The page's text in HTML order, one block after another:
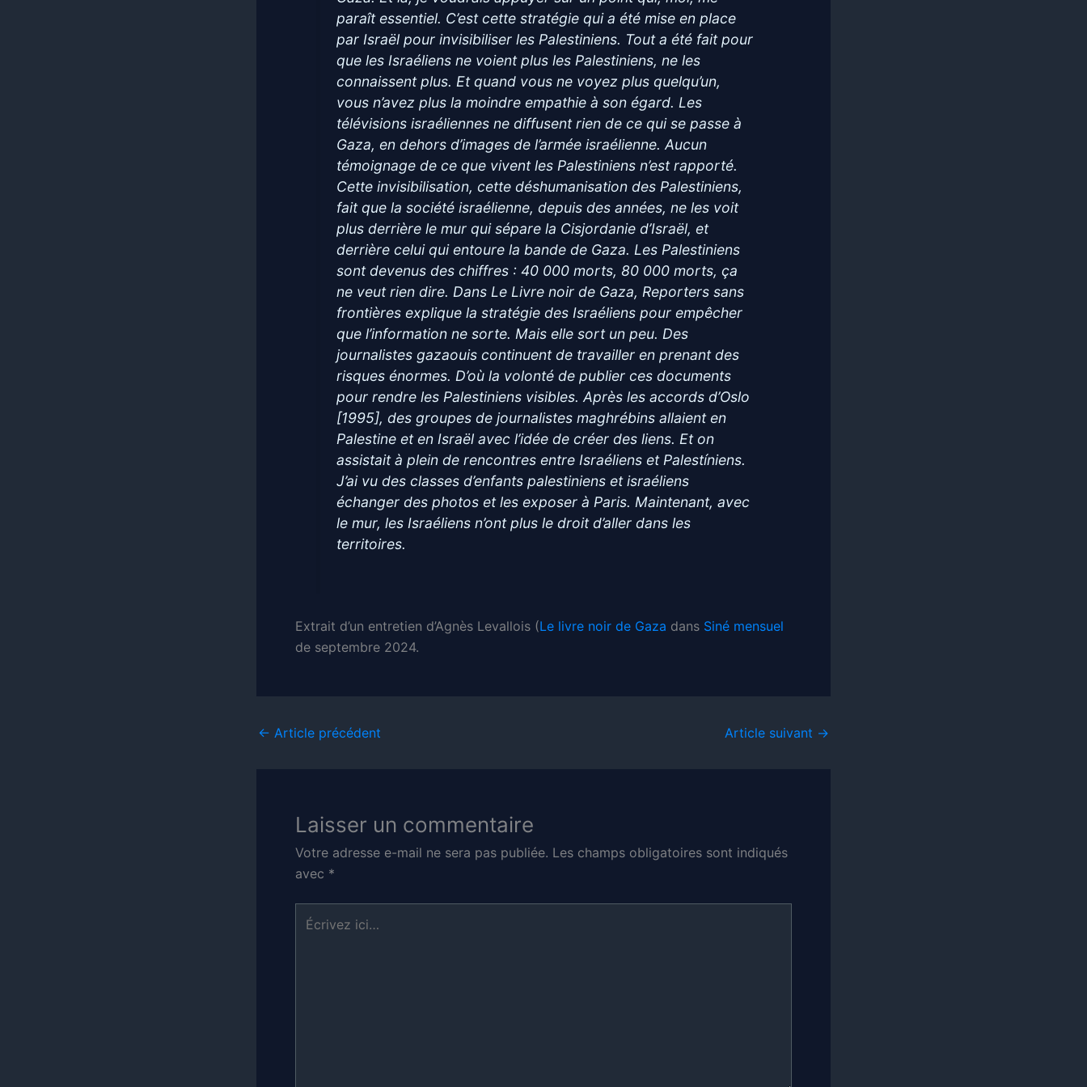
paraît essentiel. C’est cette stratégie qui a été mise en place
par Israël pour invisibiliser les Palestiniens. Tout a été fait pour
que les Israéliens ne voient plus les Palestiniens, ne les
connaissent plus. Et quand vous ne voyez plus quelqu’un,
vous n’avez plus la moindre empathie à son égard. Les
télévisions israéliennes ne diffusent rien de ce qui se passe à
Gaza, en dehors d’images de l’armée israélienne. Aucun
témoignage de ce que vivent les Palestiniens n’est rapporté.
Cette invisibilisation, cette déshumanisation des Palestiniens,
fait que la société israélienne, depuis des années, ne les voit
plus derrière le mur qui sépare la Cisjordanie d’Israël, et
derrière celui qui entoure la bande de Gaza. Les Palestiniens
sont devenus des chiffres : 40 000 morts, 80 000 morts, ça
ne veut rien dire. Dans Le Livre noir de Gaza, Reporters sans
frontières explique la stratégie des Israéliens pour empêcher
que l’information ne sorte. Mais elle sort un peu. Des
journalistes gazaouis continuent de travailler en prenant des
risques énormes. D’où la volonté de publier ces documents
pour rendre les Palestiniens visibles. Après les accords d’Oslo
[1995], des groupes de journalistes maghrébins allaient en
Palestine et en Israël avec l’idée de créer des liens. Et on
assistait à plein de rencontres entre Israéliens et Palestíniens.
J’ai vu des classes d’enfants palestiniens et israéliens
échanger des photos et les exposer à Paris. Maintenant, avec
le mur, les Israéliens n’ont plus le droit d’aller dans les
territoires.
Extrait d’un entretien d’Agnès Levallois (Le livre noir de Gaza dans Siné mensuel
de septembre 2024.
← Article précédent Article suivant →
Laisser un commentaire
Votre adresse e-mail ne sera pas publiée. Les champs obligatoires sont indiqués
avec *
Écrivez
ici…